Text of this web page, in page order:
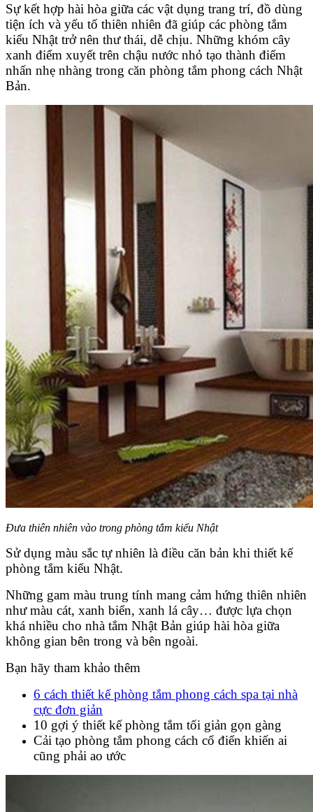
Sự kết hợp hài hòa giữa các vật dụng trang trí, đồ dùng
tiện ích và yếu tố thiên nhiên đã giúp các phòng tắm
kiểu Nhật trở nên thư thái, dễ chịu. Những khóm cây
xanh điểm xuyết trên chậu nước nhỏ tạo thành điểm
nhấn nhẹ nhàng trong căn phòng tắm phong cách Nhật
Bản.
Đưa thiên nhiên vào trong phòng tắm kiểu Nhật
Sử dụng màu sắc tự nhiên là điều căn bản khi thiết kế
phòng tắm kiểu Nhật.
Những gam màu trung tính mang cảm hứng thiên nhiên
như màu cát, xanh biển, xanh lá cây… được lựa chọn
khá nhiều cho nhà tắm Nhật Bản giúp hài hòa giữa
không gian bên trong và bên ngoài.
Bạn hãy tham khảo thêm
6 cách thiết kế phòng tắm phong cách spa tại nhà
cực đơn giản
10 gợi ý thiết kế phòng tắm tối giản gọn gàng
Cải tạo phòng tắm phong cách cổ điển khiến ai
cũng phải ao ước